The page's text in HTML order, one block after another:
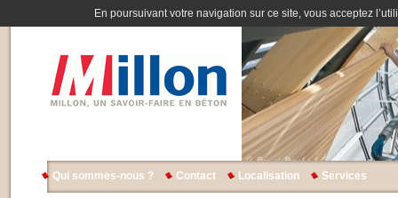
En poursuivant votre navigation sur ce site, vous acceptez
Qui sommes-nous ? Contact Localisation Services